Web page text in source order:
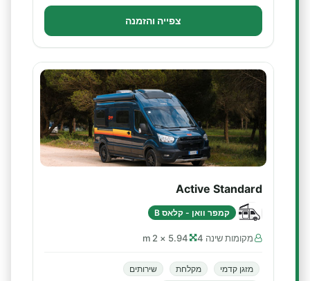
צפייה והזמנה
Active Standard
קמפר וואן - קלאס B
מקומות שינה 4 5.94 × 2 m
מזגן קדמי מקלחת
שירותים